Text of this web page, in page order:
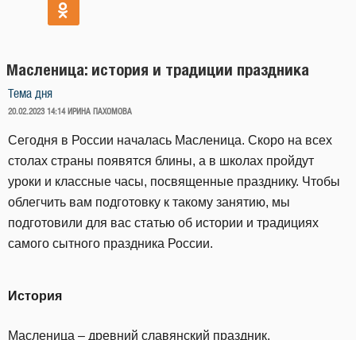
Масленица: история и традиции праздника
Тема дня
ОПУБЛИКОВАНО
20.02.2023 14:14 ИРИНА ПАХОМОВА
Сегодня в России началась Масленица. Скоро на всех
столах страны появятся блины, а в школах пройдут
уроки и классные часы, посвященные празднику. Чтобы
облегчить вам подготовку к такому занятию, мы
подготовили для вас статью об истории и традициях
самого сытного праздника России.
История
Масленица – древний славянский праздник,